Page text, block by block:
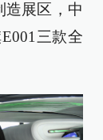
造展区，中
三款全